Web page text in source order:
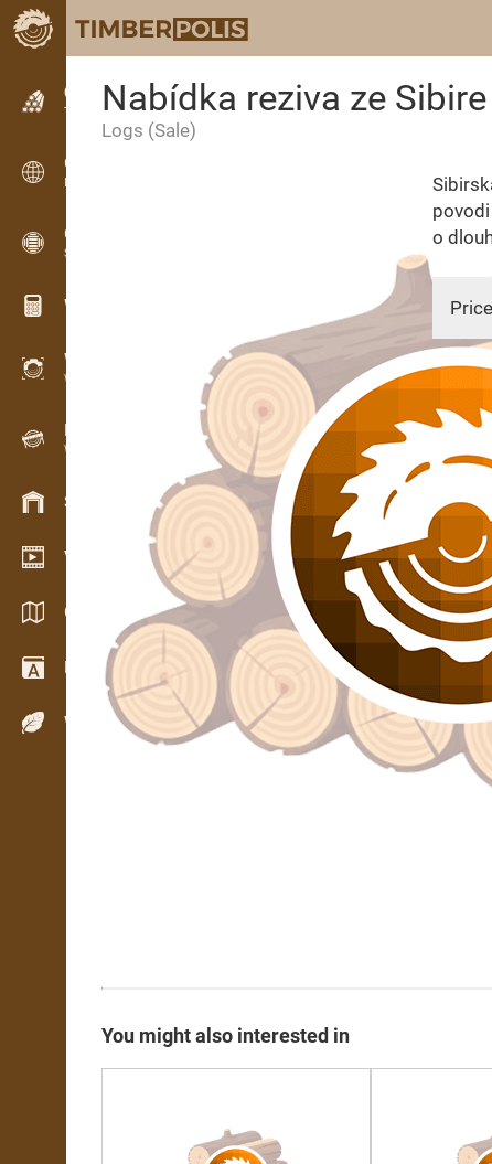
Classifieds
Text classifieds
Classifieds
International classifieds
OPTI-TIMB
Sawing patterns
Wood calculators
WoodProfi
Wood volume with AI
Recorder
Wood inventory in the field
Stock management
Video showroom
Catalogs / Brochures
Dictionary
Wood Species
Nabídka reziva ze Sibire
Logs (Sale)
o
You might also interested in